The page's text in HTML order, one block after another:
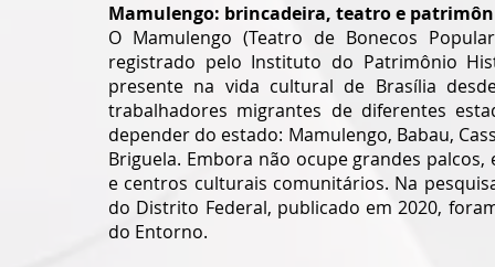
Mamulengo: brincadeira, teatro e
O Mamulengo (Teatro de Bonecos
registrado pelo Instituto do Patrimônio
presente na vida cultural de Brasília
trabalhadores migrantes de diferentes
depender do estado: Mamulengo, Babau,
Briguela. Embora não ocupe grandes
e centros culturais comunitários. Na
do Distrito Federal, publicado em 2020,
do Entorno.